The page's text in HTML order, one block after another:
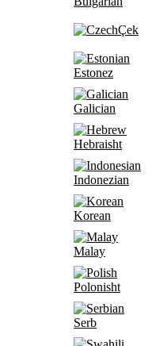
Çek
Estonez
Galician
Hebraisht
Indonezian
Korean
Malay
Polonisht
Serb